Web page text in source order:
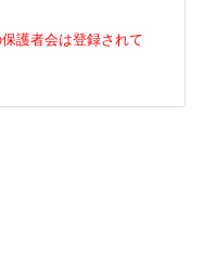
護者会は登録されて